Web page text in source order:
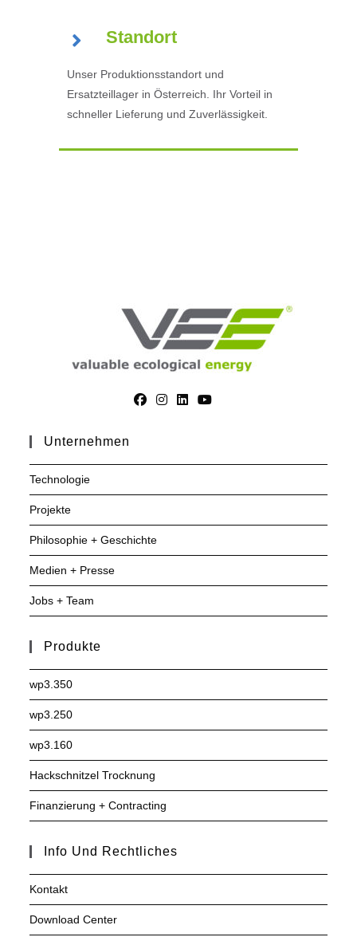
Standort
Unser Produktionsstandort und
Ersatzteillager in Österreich. Ihr Vorteil in
schneller Lieferung und Zuverlässigkeit.
Unternehmen
Technologie
Projekte
Philosophie + Geschichte
Medien + Presse
Jobs + Team
Produkte
wp3.350
wp3.250
wp3.160
Hackschnitzel Trocknung
Finanzierung + Contracting
Info Und Rechtliches
Kontakt
Download Center